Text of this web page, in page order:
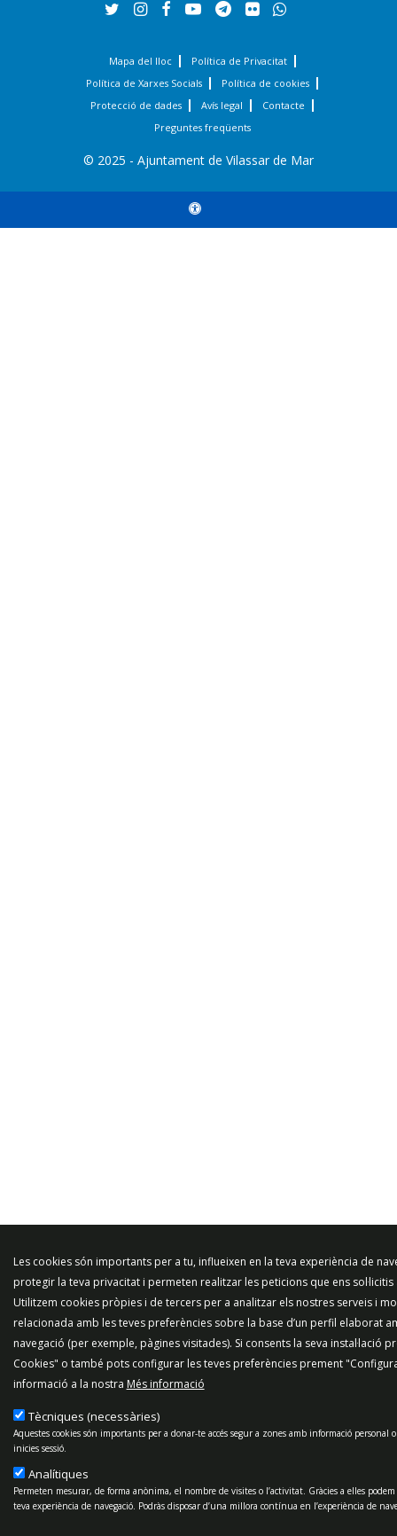
Mapa del lloc
Política de Privacitat
Política de Xarxes Socials
Política de cookies
Protecció de dades
Avís legal
Contacte
Preguntes freqüents
© 2025 - Ajuntament de Vilassar de Mar
Les cookies són importants per a tu, influeixen en la teva experiència de
protegir la teva privacitat i permeten realitzar les peticions que ens sol·licitis
Utilitzem cookies pròpies i de tercers per a analitzar els nostres serveis i
relacionada amb les teves preferències sobre la base d’un perfil elaborat
navegació (per exemple, pàgines visitades). Si consents la seva instal·lació
Cookies" o també pots configurar les teves preferències prement
informació a la nostra Més informació
Tècniques (necessàries)
Aquestes cookies són importants per a donar-te accés segur a zones amb informació personal
inicies sessió.
Analítiques
Permeten mesurar, de forma anònima, el nombre de visites o l’activitat. Gràcies a elles
teva experiència de navegació. Podràs disposar d’una millora contínua en l’experiència de